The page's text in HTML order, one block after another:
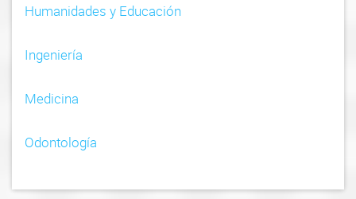
Humanidades y Educación
Ingeniería
Medicina
Odontología